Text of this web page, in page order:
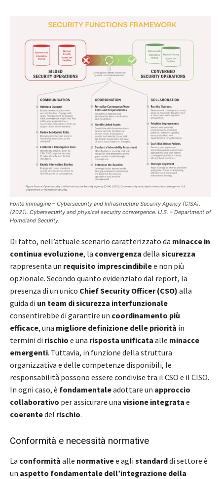
Fonte immagine – Cybersecurity and Infrastructure Security Agency (CISA).
(2021). Cybersecurity and physical security convergence. U.S. – Department of
Homeland Security.
Di fatto, nell’attuale scenario caratterizzato da minacce in
continua evoluzione, la convergenza della sicurezza
rappresenta un requisito imprescindibilee non più
opzionale. Secondo quanto evidenziato dal report, la
presenza di un unico Chief Security Officer (CSO) alla
guida di un team di sicurezza interfunzionale
consentirebbe di garantire un coordinamento più
efficace, una migliore definizione delle priorità in
termini di rischio e una risposta unificata alle minacce
emergenti. Tuttavia, in funzione della struttura
organizzativa e delle competenze disponibili, le
responsabilità possono essere condivise tra il CSO e il CISO.
In ogni caso, è fondamentaleadottare un approccio
collaborativo per assicurare una visione integrata e
coerentedel rischio.
Conformità e necessità normative
La conformità alle normativee agli standarddi settore è
un aspetto fondamentale dell’integrazione della